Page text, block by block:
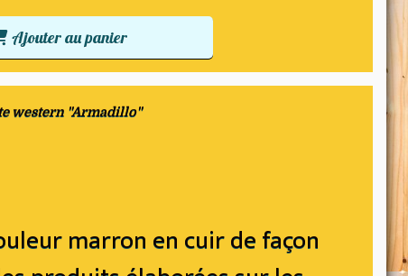
Ajouter au panier
western "Armadillo"
marron en cuir de façon